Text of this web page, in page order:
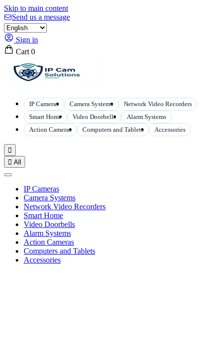
Skip to main content
Send us a message
Sign in
Cart 0
IP Cameras Camera Systems
Network Video Recorders
Smart Home
Video Doorbells
Alarm Systems
Action Cameras
Computers and Tablets Accessories

 All
IP Cameras
Camera Systems
Network Video Recorders
Smart Home
Video Doorbells
Alarm Systems
Action Cameras
Computers and Tablets
Accessories